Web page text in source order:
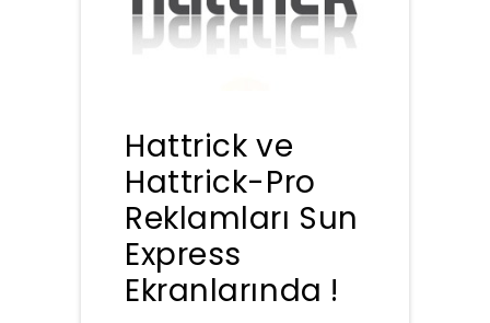
Hattrick ve
Hattrick-Pro
Reklamları Sun
Express
Ekranlarında !